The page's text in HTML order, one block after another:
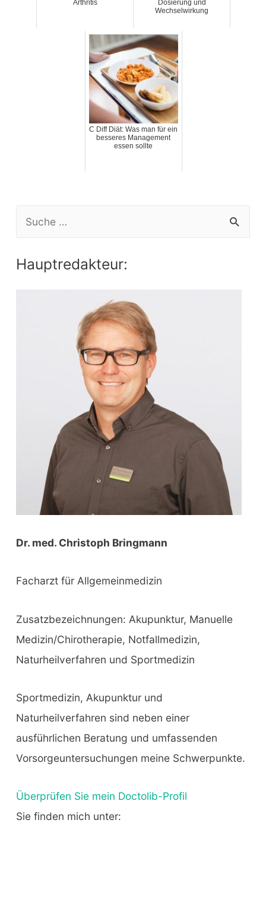
Arthritis
Dosierung und
Wechselwirkung
C Diff Diät: Was man für ein
besseres Management
essen sollte
Hauptredakteur:
Dr. med. Christoph Bringmann
Facharzt für Allgemeinmedizin
Zusatzbezeichnungen: Akupunktur, Manuelle
Medizin/Chirotherapie, Notfallmedizin,
Naturheilverfahren und Sportmedizin
Sportmedizin, Akupunktur und
Naturheilverfahren sind neben einer
ausführlichen Beratung und umfassenden
Vorsorgeuntersuchungen meine Schwerpunkte.
Überprüfen Sie mein Doctolib-Profil
Sie finden mich unter: